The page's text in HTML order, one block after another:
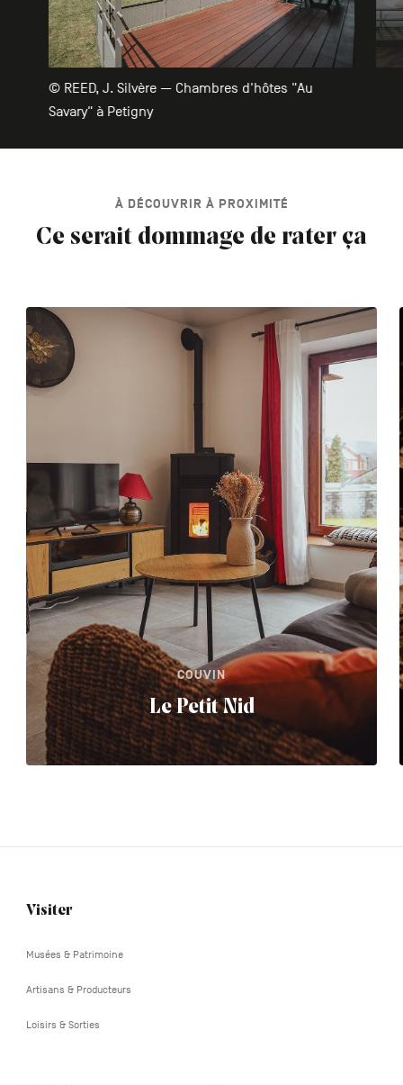
© REED, J. Silvère — Chambres d'hôtes "Au
Savary" à Petigny
À DÉCOUVRIR À PROXIMITÉ
Ce serait dommage de rater ça
COUVIN
Le Petit Nid
Navigation
Visiter
Musées & Patrimoine
Artisans & Producteurs
Loisirs & Sorties